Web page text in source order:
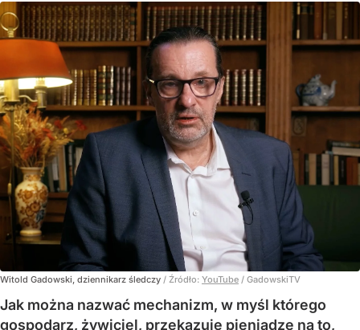
Witold Gadowski, dziennikarz śledczy / Źródło: YouTube / GadowskiTV
Jak można nazwać mechanizm, w myśl którego
gospodarz, żywiciel, przekazuje pieniądze na to,